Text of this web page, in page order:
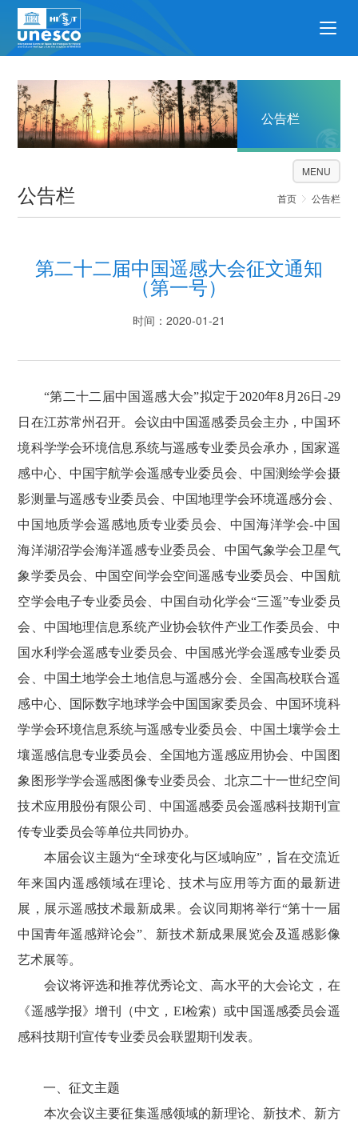
公告栏
公告栏 首页 公告栏
MENU
第二十二届中国遥感大会征文通知
（第一号）
时间：2020-01-21
“第二十二届中国遥感大会”拟定于2020年8月26日-29
日在江苏常州召开。会议由中国遥感委员会主办，中国环
境科学学会环境信息系统与遥感专业委员会承办，国家遥
感中心、中国宇航学会遥感专业委员会、中国测绘学会摄
影测量与遥感专业委员会、中国地理学会环境遥感分会、
中国地质学会遥感地质专业委员会、中国海洋学会-中国
海洋湖沼学会海洋遥感专业委员会、中国气象学会卫星气
象学委员会、中国空间学会空间遥感专业委员会、中国航
空学会电子专业委员会、中国自动化学会“三遥”专业委员
会、中国地理信息系统产业协会软件产业工作委员会、中
国水利学会遥感专业委员会、中国感光学会遥感专业委员
会、中国土地学会土地信息与遥感分会、全国高校联合遥
感中心、国际数字地球学会中国国家委员会、中国环境科
学学会环境信息系统与遥感专业委员会、中国土壤学会土
壤遥感信息专业委员会、全国地方遥感应用协会、中国图
象图形学学会遥感图像专业委员会、北京二十一世纪空间
技术应用股份有限公司、中国遥感委员会遥感科技期刊宣
传专业委员会等单位共同协办。
本届会议主题为“全球变化与区域响应”，旨在交流近
年来国内遥感领域在理论、技术与应用等方面的最新进
展，展示遥感技术最新成果。会议同期将举行“第十一届
中国青年遥感辩论会”、新技术新成果展览会及遥感影像
艺术展等。
会议将评选和推荐优秀论文、高水平的大会论文，在
《遥感学报》增刊（中文，EI检索）或中国遥感委员会遥
感科技期刊宣传专业委员会联盟期刊发表。
一、征文主题
本次会议主要征集遥感领域的新理论、新技术、新方